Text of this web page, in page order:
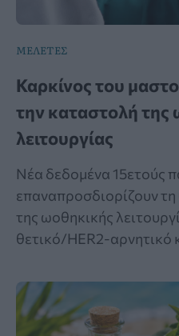
ΜΕΛΕΤΕΣ
Καρκίνος του
την καταστολή της
λειτουργίας
Νέα δεδομένα 15ετούς
επαναπροσδιορίζουν
της ωοθηκικής
θετικό/HER2-αρνητικό